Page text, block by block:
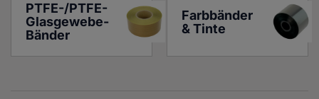
PTFE-/PTFE-
Glasgewebe-
Bänder
Farbbänder
& Tinte